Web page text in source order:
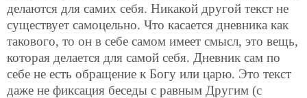
делаются для самих себя. Никакой другой текст не
существует самоцельно. Что касается дневника как
такового, то он в себе самом имеет смысл, это вещь,
которая делается для самой себя. Дневник сам по
себе не есть обращение к Богу или царю. Это текст
даже не фиксация беседы с равным Другим (с